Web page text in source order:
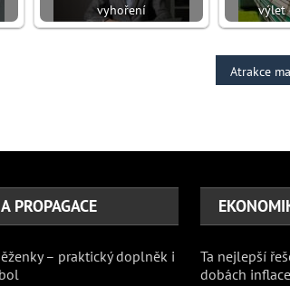
vyhoření
výlet
PROPAGACE
– praktický doplněk i
Ta nejlepší
dobách inflace